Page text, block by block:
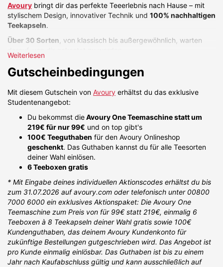
Avoury bringt dir das perfekte Teeerlebnis nach Hause – mit
stylischem Design, innovativer Technik und 100% nachhaltigen
Teekapseln.
Über 30 Sorten , von klassisch bis außergewöhnlich, warten
Mit diesem Gutschein holst du dir die
und du erhältst100€ Teeguthaben + 6 Teeboxen deiner Wahl
Teste dich durch die große Teevielfalt und finde deine
Avoury Tees einlösen.
Weiterlesen
Gutscheinbedingungen
Mit diesem Gutschein von Avoury erhältst du das exklusive
Studentenangebot:
Du bekommst dieAvoury One Teemaschine statt um
219€ für nur 99€ und on top gibt's
100€ Teeguthaben für den Avoury Onlineshop
geschenkt. Das Guthaben kannst du für alle Teesorten
deiner Wahl einlösen.
6 Teeboxen gratis
* Mit Eingabe deines individuellen Aktionscodes erhältst du bis
zum 31.07.2026 auf avoury.com oder telefonisch unter 00800
7000 6000 ein exklusives Aktionspaket: Die Avoury One
Teemaschine zum Preis von für 99€ statt 219€, einmalig 6
Teeboxen à 8 Teekapseln deiner Wahl gratis sowie 100€
Kundenguthaben, das deinem Avoury Kundenkonto für
zukünftige Bestellungen gutgeschrieben wird. Das Angebot ist
pro Kunde einmalig einlösbar. Das Guthaben ist bis zu einem
Jahr nach Kaufabschluss gültig und kann ausschließlich auf